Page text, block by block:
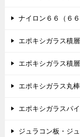
ナイロン６６（６
エポキシガラス積
エポキシガラス積
エポキシガラス丸棒
エポキシガラスパ
ジュラコン板・ジ